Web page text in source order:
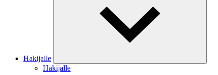
Hakijalle
Hakijalle